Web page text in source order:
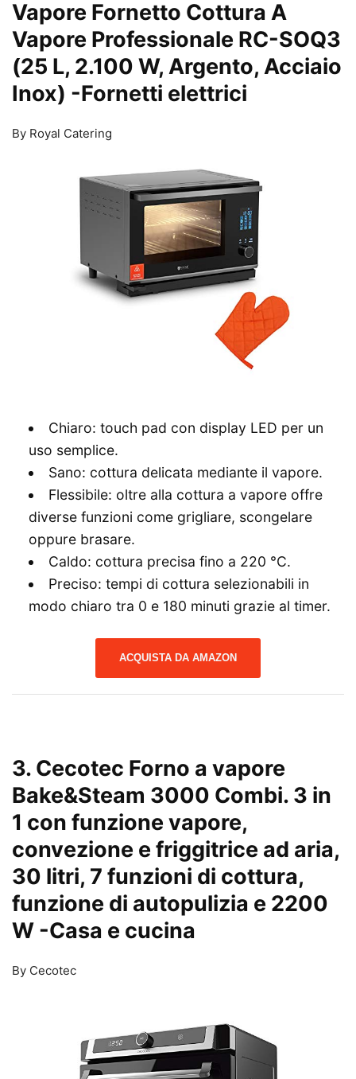
Vapore Fornetto Cottura A
Vapore Professionale RC-SOQ3
(25 L, 2.100 W, Argento, Acciaio
Inox) -Fornetti elettrici
By Royal Catering
Chiaro: touch pad con display LED per un
uso semplice.
Sano: cottura delicata mediante il vapore.
Flessibile: oltre alla cottura a vapore offre
diverse funzioni come grigliare, scongelare
oppure brasare.
Caldo: cottura precisa fino a 220 °C.
Preciso: tempi di cottura selezionabili in
modo chiaro tra 0 e 180 minuti grazie al timer.
ACQUISTA DA AMAZON
3. Cecotec Forno a vapore
Bake&Steam 3000 Combi. 3 in
1 con funzione vapore,
convezione e friggitrice ad aria,
30 litri, 7 funzioni di cottura,
funzione di autopulizia e 2200
W -Casa e cucina
By Cecotec